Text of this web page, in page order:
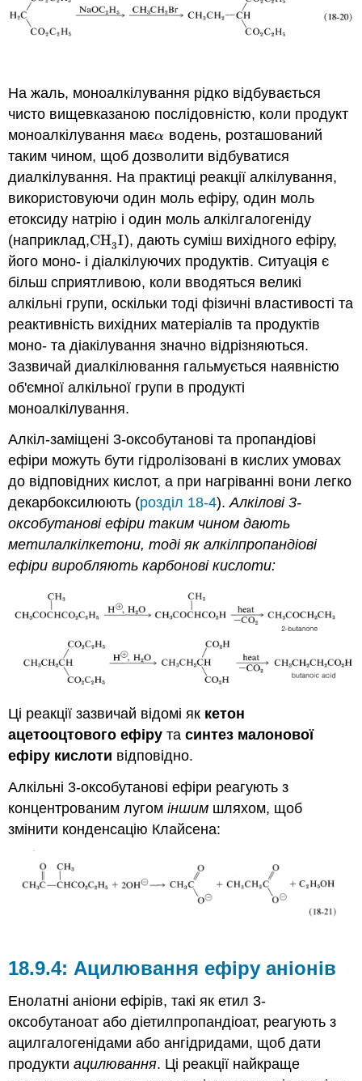
На жаль, моноалкілування рідко відбувається
чисто вищевказаною послідовністю, коли продукт
моноалкілування маєα
α водень, розташований
таким чином, щоб дозволити відбуватися
диалкілування. На практиці реакції алкілування,
використовуючи один моль ефіру, один моль
етоксиду натрію і один моль алкілгалогеніду
(наприклад,CH3I
CH3I), дають суміш вихідного ефіру,
його моно- і діалкілуючих продуктів. Ситуація є
більш сприятливою, коли вводяться великі
алкільні групи, оскільки тоді фізичні властивості та
реактивність вихідних матеріалів та продуктів
моно- та діакілування значно відрізняються.
Зазвичай диалкілювання гальмується наявністю
об'ємної алкільної групи в продукті
моноалкілування.
Алкіл-заміщені 3-оксобутанові та пропандіові
ефіри можуть бути гідролізовані в кислих умовах
до відповідних кислот, а при нагріванні вони легко
декарбоксилюють (розділ 18-4).Алкілові 3-
оксобутанові ефіри таким чином дають
метилалкілкетони, тоді як алкілпропандіові
ефіри виробляють карбонові кислоти:
Ці реакції зазвичай відомі як кетон
ацетооцтового ефіру тасинтез малонової
ефіру кислоти відповідно.
Алкільні 3-оксобутанові ефіри реагують з
концентрованим лугоміншим шляхом, щоб
змінити конденсацію Клайсена:
Ацилювання ефіру аніонів
Енолатні аніони ефірів, такі як етил 3-
оксобутаноат або діетилпропандіоат, реагують з
ацилгалогенідами або ангідридами, щоб дати
продуктиацилювання. Ці реакції найкраще